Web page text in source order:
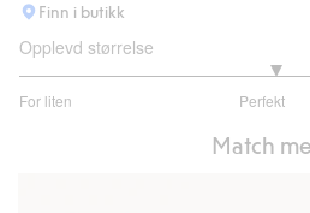
Finn i butikk
Opplevd størrelse
For liten Perfekt
av
Match